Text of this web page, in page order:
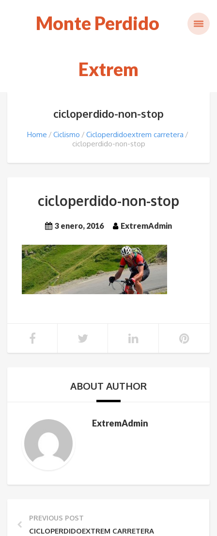
Monte Perdido
Extrem
cicloperdido-non-stop
Home Ciclismo
Cicloperdidoextrem carretera
cicloperdido-non-stop
cicloperdido-non-stop
3 enero, 2016 ExtremAdmin
ABOUT AUTHOR
ExtremAdmin
PREVIOUS POST
CICLOPERDIDOEXTREM CARRETERA